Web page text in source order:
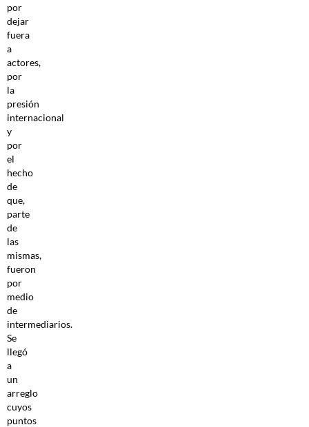
por
dejar
fuera
a
actores,
por
la
presión
internacional
y
por
el
hecho
de
que,
parte
de
las
mismas,
fueron
por
medio
de
intermediarios.
Se
llegó
a
un
arreglo
cuyos
puntos